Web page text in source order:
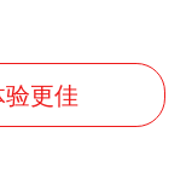
更佳